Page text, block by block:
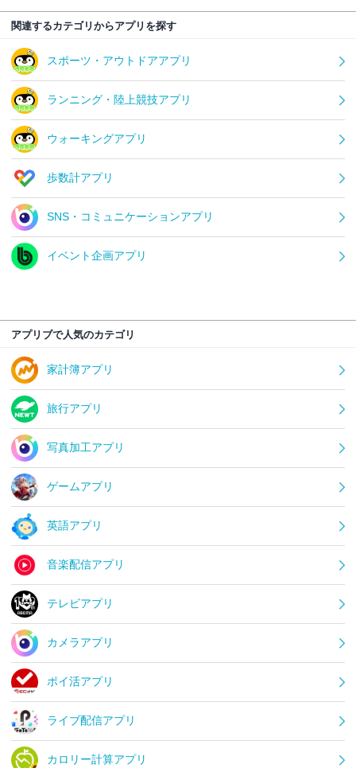
関連するカテゴリからアプリを探す
スポーツ・アウトドアアプリ
ランニング・陸上競技アプリ
ウォーキングアプリ
歩数計アプリ
SNS・コミュニケーションアプリ
イベント企画アプリ
アプリブで人気のカテゴリ
家計簿アプリ
旅行アプリ
写真加工アプリ
ゲームアプリ
英語アプリ
音楽配信アプリ
テレビアプリ
カメラアプリ
ポイ活アプリ
ライブ配信アプリ
カロリー計算アプリ